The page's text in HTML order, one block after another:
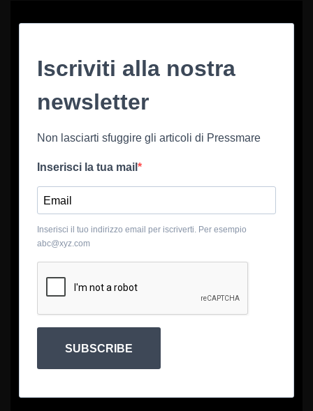
Iscriviti alla nostra
newsletter
Non lasciarti sfuggire gli articoli di Pressmare
Inserisci la tua mail
Inserisci il tuo indirizzo email per iscriverti. Per esempio
abc@xyz.com
SUBSCRIBE